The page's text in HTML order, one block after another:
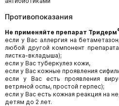
Противопоказания
Не применяйте препарат Тридерм
если у Вас аллергия на
любой другой компонент
листка-вкладыша);
если у Вас туберкулез кожи,
если у Вас кожные проявления
если у Вас есть проявления
ветряной оспы, простой герпес);
если у Вас есть кожная реакция на
детям до 2 лет.